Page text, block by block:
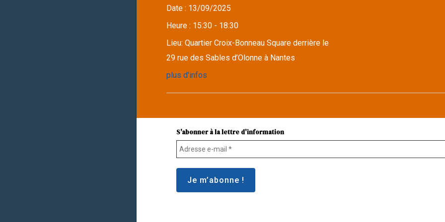
Date : 13/09/2025
Heure : 15:30 - 18:30
Lieu:Quartier Croix-Bonneau Square derrière le
29 rue des Sables d’Olonne à Nantes
plus d'infos
S'abonner à la lettre d'information